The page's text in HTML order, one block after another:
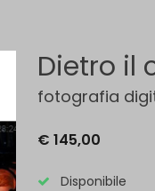
Dietro il
fotografia
€ 145,00
Disponibile